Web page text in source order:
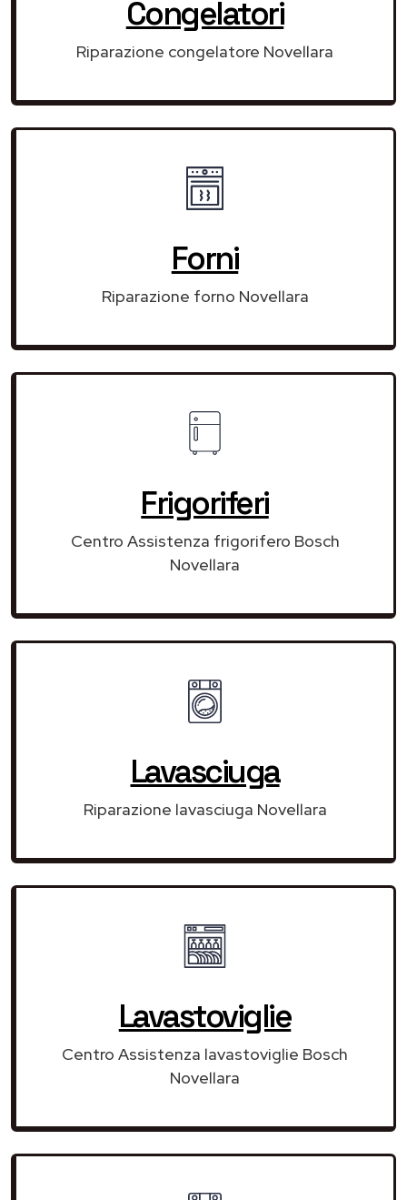
Congelatori
Riparazione congelatore Novellara
Forni
Riparazione forno Novellara
Frigoriferi
Centro Assistenza frigorifero Bosch
Novellara
Lavasciuga
Riparazione lavasciuga Novellara
Lavastoviglie
Centro Assistenza lavastoviglie Bosch
Novellara